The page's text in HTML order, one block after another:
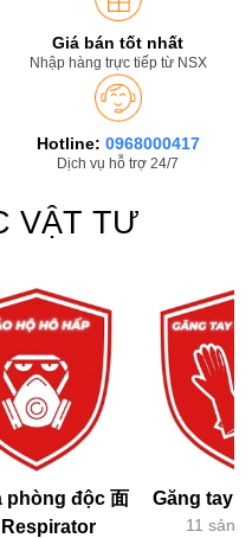
Giá bán tốt nhất
Nhập hàng trực tiếp từ NSX
Hotline: 0968000417
Dịch vụ hỗ trợ 24/7
VẬT TƯ
phòng độc 面
Găng tay
11 sản